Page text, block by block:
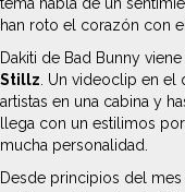
tema habla de un
han roto el corazón con
Dakiti de Bad Bunny
Stillz. Un videoclip en el
artistas en una cabina y
llega con un estilimos
mucha personalidad.
Desde principios del